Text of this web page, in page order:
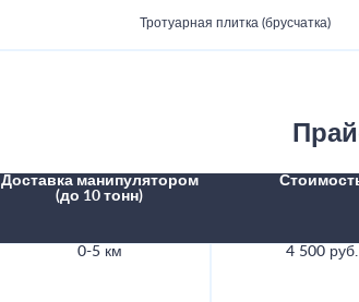
Тротуарная плитка (брусчатка)
Доставка манипулятором
(до 10 тонн)
0-5 км 4 500 руб.